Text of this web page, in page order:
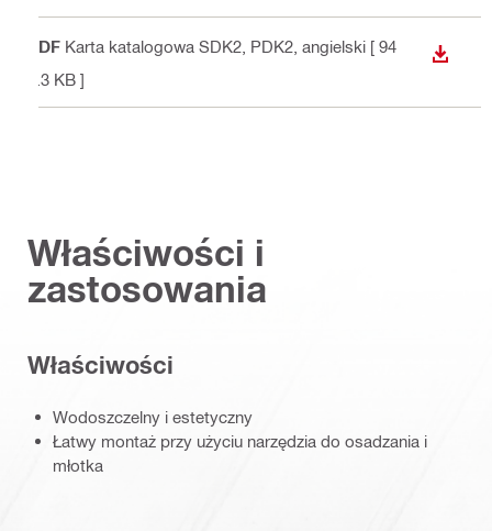
PDF Karta katalogowa SDK2, PDK2 , angielski [ 94
3.3 KB ]
Właściwości i
zastosowania
Właściwości
Wodoszczelny i estetyczny
Łatwy montaż przy użyciu narzędzia do osadzania i
młotka